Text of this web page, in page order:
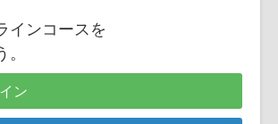
インコースを
ン